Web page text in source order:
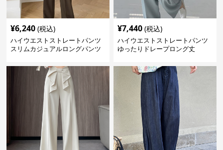
¥6,240 (税込)
ハイウエストストレートパンツ
スリムカジュアルロングパンツ
¥7,440 (税込)
ハイウエストストレートパンツ
ゆったりドレープロング丈